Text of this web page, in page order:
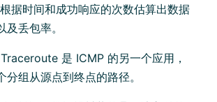
据时间和成功响应的次数估算出数据
丢包率。
是 ICMP 的另一个应用，
分组从源点到终点的路径。